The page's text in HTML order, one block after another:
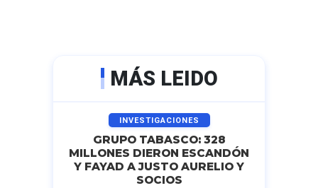
MÁS LEIDO
INVESTIGACIONES
GRUPO TABASCO: 328
MILLONES DIERON ESCANDÓN
Y FAYAD A JUSTO AURELIO Y
SOCIOS